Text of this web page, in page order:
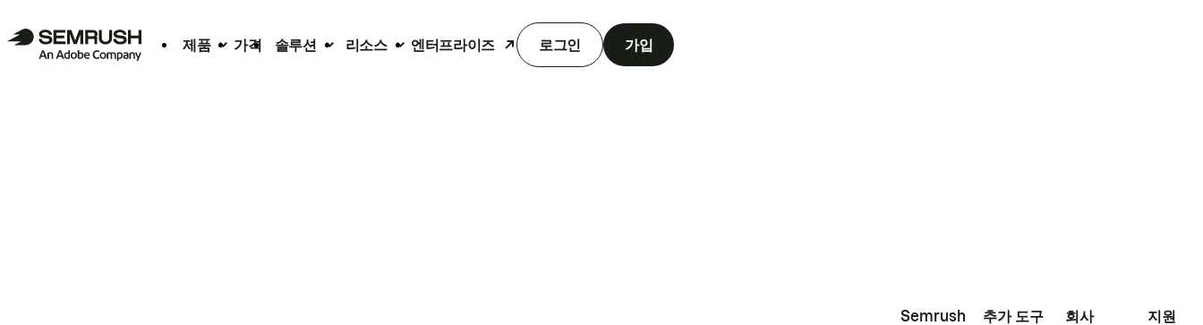
제품 가격 솔루션 리소스 엔터프라이즈 로그인 가입
Semrush 추가 도구 회사 지원